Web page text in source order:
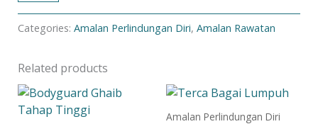
Categories: Amalan Perlindungan Diri, Amalan Rawatan
Related products
Amalan Perlindungan Diri